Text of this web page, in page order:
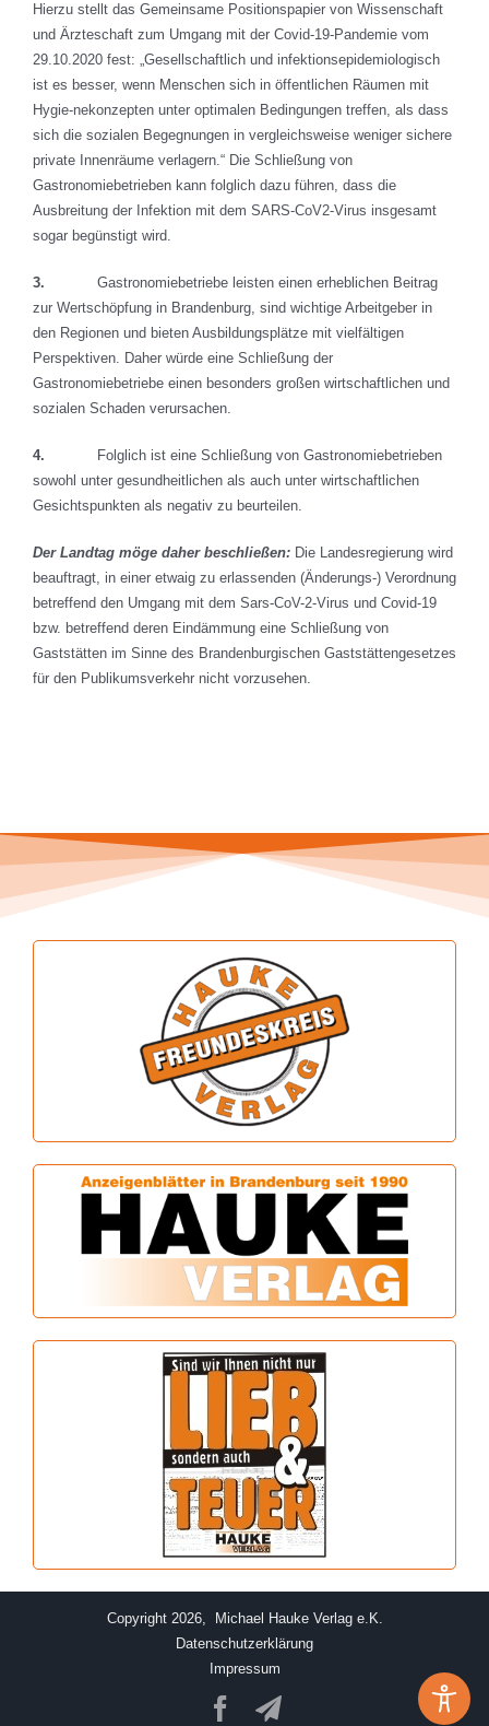
Hierzu stellt das Gemeinsame Positionspapier von Wissenschaft
und Ärzteschaft zum Umgang mit der Covid-19-Pandemie vom
29.10.2020 fest: „Gesellschaftlich und infektionsepidemiologisch
ist es besser, wenn Menschen sich in öffentlichen Räumen mit
Hygie-nekonzepten unter optimalen Bedingungen treffen, als dass
sich die sozialen Begegnungen in vergleichsweise weniger sichere
private Innenräume verlagern.“ Die Schließung von
Gastronomiebetrieben kann folglich dazu führen, dass die
Ausbreitung der Infektion mit dem SARS-CoV2-Virus insgesamt
sogar begünstigt wird.
3. Gastronomiebetriebe leisten einen erheblichen Beitrag
zur Wertschöpfung in Brandenburg, sind wichtige Arbeitgeber in
den Regionen und bieten Ausbildungsplätze mit vielfältigen
Perspektiven. Daher würde eine Schließung der
Gastronomiebetriebe einen besonders großen wirtschaftlichen und
sozialen Schaden verursachen.
4. Folglich ist eine Schließung von Gastronomiebetrieben
sowohl unter gesundheitlichen als auch unter wirtschaftlichen
Gesichtspunkten als negativ zu beurteilen.
Der Landtag möge daher beschließen: Die Landesregierung wird
beauftragt, in einer etwaig zu erlassenden (Änderungs-) Verordnung
betreffend den Umgang mit dem Sars-CoV-2-Virus und Covid-19
bzw. betreffend deren Eindämmung eine Schließung von
Gaststätten im Sinne des Brandenburgischen Gaststättengesetzes
für den Publikumsverkehr nicht vorzusehen.
Copyright 2026, Michael Hauke Verlag e.K.
Datenschutzerklärung
Impressum